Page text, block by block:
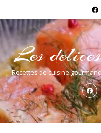
Les
Recettes de cuisine